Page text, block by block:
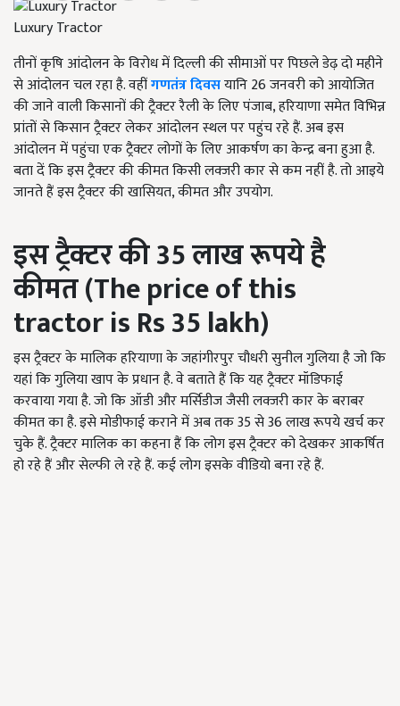
Luxury Tractor
तीनों कृषि आंदोलन के विरोध में दिल्ली की सीमाओं पर पिछले डेढ़ दो महीने
से आंदोलन चल रहा है. वहींगणतंत्र दिवसयानि 26 जनवरी को आयोजित
की जाने वाली किसानों की ट्रैक्टर रैली के लिए पंजाब, हरियाणा समेत विभिन्न
प्रांतों से किसान ट्रैक्टर लेकर आंदोलन स्थल पर पहुंच रहे हैं. अब इस
आंदोलन में पहुंचा एक ट्रैक्टर लोगों के लिए आकर्षण का केन्द्र बना हुआ है.
बता दें कि इस ट्रैक्टर की कीमत किसी लक्जरी कार से कम नहीं है. तो आइये
जानते हैं इस ट्रैक्टर की खासियत, कीमत और उपयोग.
इस ट्रैक्टर की 35लाखरूपयेहै
कीमत (The price of this
tractor is Rs 35 lakh)
इस ट्रैक्टर के मालिक हरियाणा के जहांगीरपुर चौधरी सुनील गुलिया है जो कि
यहां कि गुलिया खाप के प्रधान है. वे बताते हैं कि यह ट्रैक्टर मॉडिफाई
करवाया गया है. जो कि ऑडी और मर्सिडीज जैसी लक्जरी कार के बराबर
कीमत का है. इसे मोडीफाई कराने में अब तक 35 से 36 लाख रूपये खर्च कर
चुके हैं. ट्रैक्टर मालिक का कहना हैं कि लोग इस ट्रैक्टर को देखकर आकर्षित
हो रहे हैं और सेल्फी ले रहे हैं. कई लोग इसके वीडियो बना रहे हैं.